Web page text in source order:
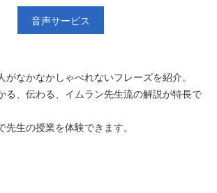
音声サービス
がなかなかしゃべれないフレーズを紹介。
る、伝わる、イムラン先生流の解説が特長で
先生の授業を体験できます。